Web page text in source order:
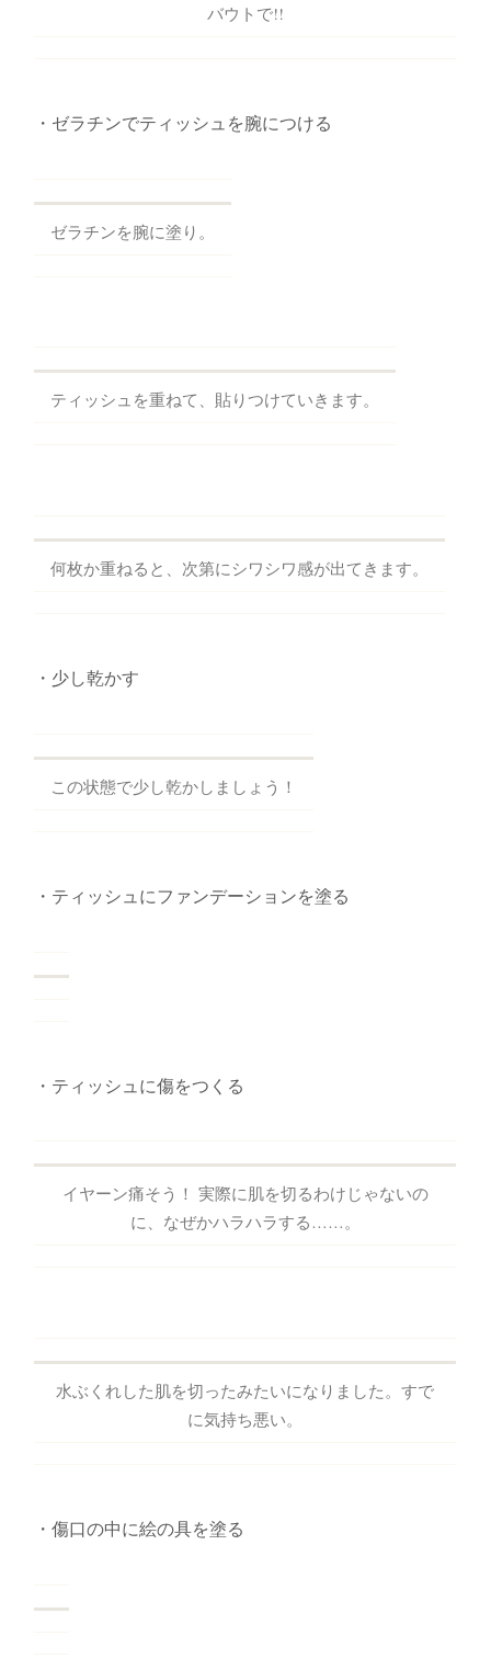
バウトで!!
・ゼラチンでティッシュを腕につける
ゼラチンを腕に塗り。
ティッシュを重ねて、貼りつけていきます。
何枚か重ねると、次第にシワシワ感が出てきます。
・少し乾かす
この状態で少し乾かしましょう！
・ティッシュにファンデーションを塗る
・ティッシュに傷をつくる
イヤーン痛そう！ 実際に肌を切るわけじゃないの
に、なぜかハラハラする……。
水ぶくれした肌を切ったみたいになりました。すで
に気持ち悪い。
・傷口の中に絵の具を塗る